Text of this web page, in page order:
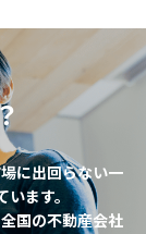
に出回らない一
ます。
国の不動産会社